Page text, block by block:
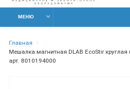
МЕНЮ
Главная
Мешалка магнитная DLAB EcoStir круглая
арт. 8010194000